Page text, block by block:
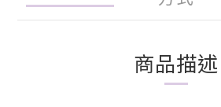
商品描述